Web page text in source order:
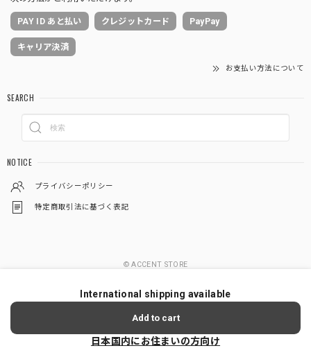
PAY ID あと払い クレジットカード PayPay
キャリア決済
お支払い方法について
SEARCH
NOTICE
プライバシーポリシー
特定商取引法に基づく表記
© ACCENT STORE
International shipping available
Add to cart
日本国内にお住まいの方向け